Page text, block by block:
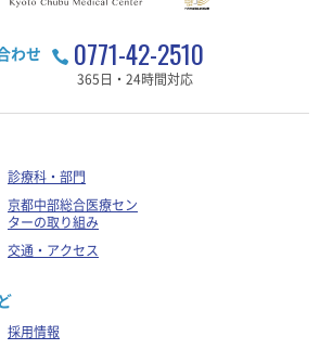
わせ 0771-42-2510
365日・24時間対応
診療科・部門
京都中部総合医療セン
ターの取り組み
交通・アクセス
採用情報